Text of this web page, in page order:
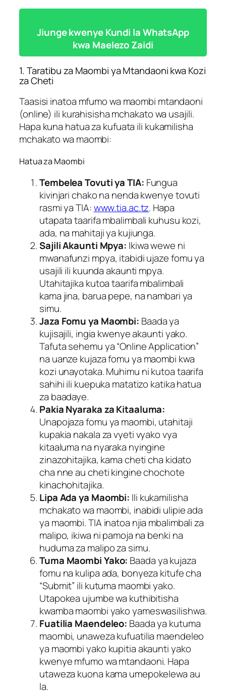
Jiunge kwenye Kundi la WhatsApp
kwa Maelezo Zaidi
1. Taratibu za Maombi ya Mtandaoni kwa Kozi
za Cheti
Taasisi inatoa mfumo wa maombi mtandaoni
(online) ili kurahisisha mchakato wa usajili.
Hapa kuna hatua za kufuata ili kukamilisha
mchakato wa maombi:
Hatua za Maombi
Tembelea Tovuti ya TIA: Fungua
kivinjari chako na nenda kwenye tovuti
rasmi ya TIA:www.tia.ac.tz. Hapa
utapata taarifa mbalimbali kuhusu kozi,
ada, na mahitaji ya kujiunga.
Sajili Akaunti Mpya: Ikiwa wewe ni
mwanafunzi mpya, itabidi ujaze fomu ya
usajili ili kuunda akaunti mpya.
Utahitajika kutoa taarifa mbalimbali
kama jina, barua pepe, na nambari ya
simu.
Jaza Fomu ya Maombi: Baada ya
kujisajili, ingia kwenye akaunti yako.
Tafuta sehemu ya “Online Application”
na uanze kujaza fomu ya maombi kwa
kozi unayotaka. Muhimu ni kutoa taarifa
sahihi ili kuepuka matatizo katika hatua
za baadaye.
Pakia Nyaraka za Kitaaluma:
Unapojaza fomu ya maombi, utahitaji
kupakia nakala za vyeti vyako vya
kitaaluma na nyaraka nyingine
zinazohitajika, kama cheti cha kidato
cha nne au cheti kingine chochote
kinachohitajika.
Lipa Ada ya Maombi: Ili kukamilisha
mchakato wa maombi, inabidi ulipie ada
ya maombi. TIA inatoa njia mbalimbali za
malipo, ikiwa ni pamoja na benki na
huduma za malipo za simu.
Tuma Maombi Yako: Baada ya kujaza
fomu na kulipa ada, bonyeza kitufe cha
“Submit” ili kutuma maombi yako.
Utapokea ujumbe wa kuthibitisha
kwamba maombi yako yameswasilishwa.
Fuatilia Maendeleo: Baada ya kutuma
maombi, unaweza kufuatilia maendeleo
ya maombi yako kupitia akaunti yako
kwenye mfumo wa mtandaoni. Hapa
utaweza kuona kama umepokelewa au
la.